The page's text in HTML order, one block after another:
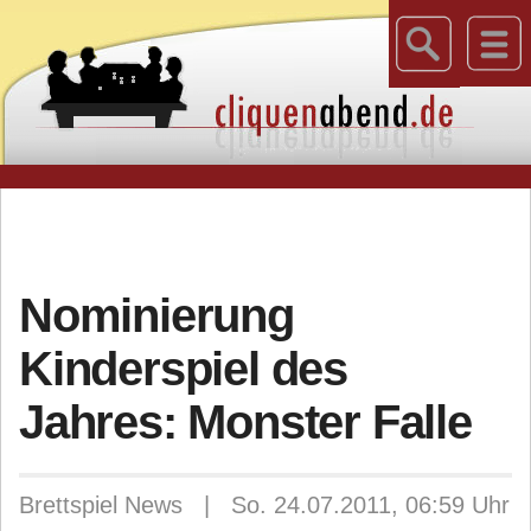
Nominierung
Kinderspiel des
Jahres: Monster Falle
Brettspiel News | So. 24.07.2011, 06:59 Uhr